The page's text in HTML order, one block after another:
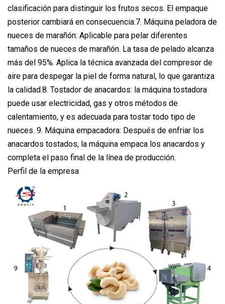
clasificación para distinguir los frutos secos. El empaque
posterior cambiará en consecuencia.7. Máquina peladora de
nueces de marañón: Aplicable para pelar diferentes
tamaños de nueces de marañón. La tasa de pelado alcanza
más del 95%. Aplica la técnica avanzada del compresor de
aire para despegar la piel de forma natural, lo que garantiza
la calidad.8. Tostador de anacardos: la máquina tostadora
puede usar electricidad, gas y otros métodos de
calentamiento, y es adecuada para tostar todo tipo de
nueces. 9. Máquina empacadora: Después de enfriar los
anacardos tostados, la máquina empaca los anacardos y
completa el paso final de la línea de producción.
Perfil de la empresa